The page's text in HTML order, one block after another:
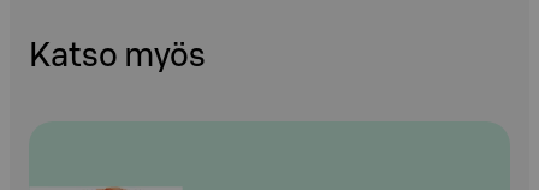
Katso myös